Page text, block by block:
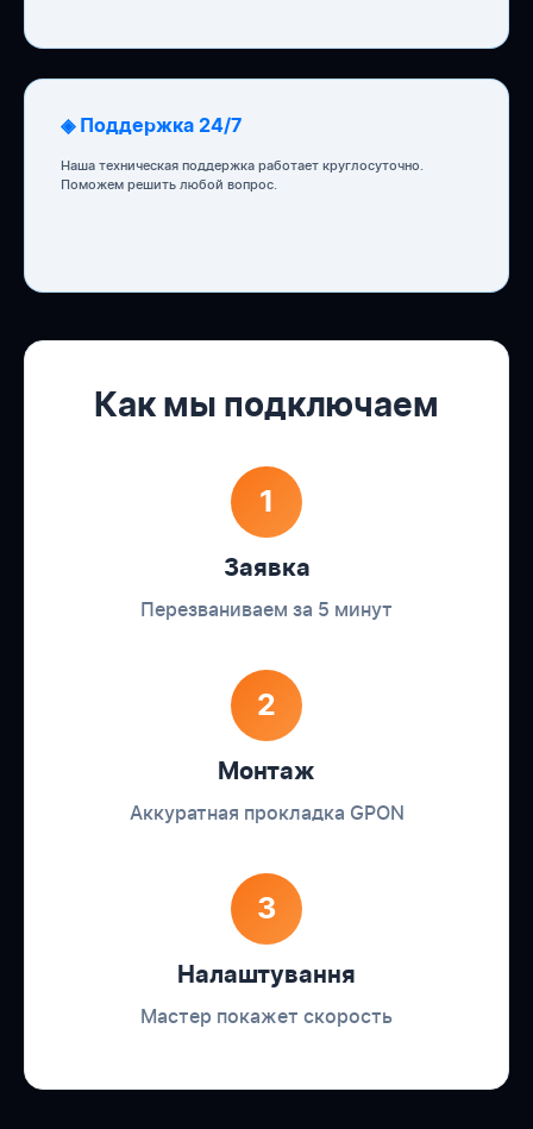
◈ Поддержка 24/7
Наша техническая поддержка работает круглосуточно.
Поможем решить любой вопрос.
Как мы подключаем
1
Заявка
Перезваниваем за 5 минут
2
Монтаж
Аккуратная прокладка GPON
3
Налаштування
Мастер покажет скорость